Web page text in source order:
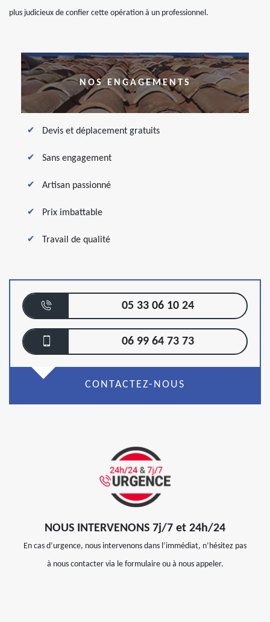
plus judicieux de confier cette opération à un professionnel.
NOS ENGAGEMENTS
Devis et déplacement gratuits
Sans engagement
Artisan passionné
Prix imbattable
Travail de qualité
05 33 06 10 24
06 99 64 73 73
CONTACTEZ-NOUS
NOUS INTERVENONS 7j/7 et 24h/24
En cas d’urgence, nous intervenons dans l’immédiat, n’hésitez pas
à nous contacter via le formulaire ou à nous appeler.